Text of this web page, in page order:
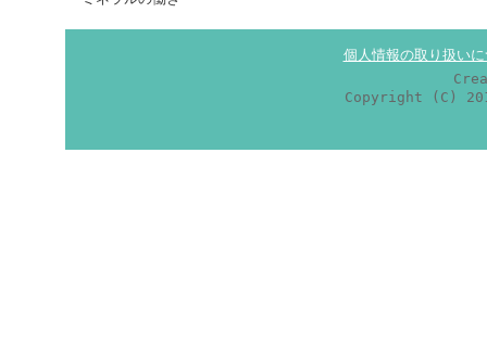
個人情報の取り扱い
Copyright (C)